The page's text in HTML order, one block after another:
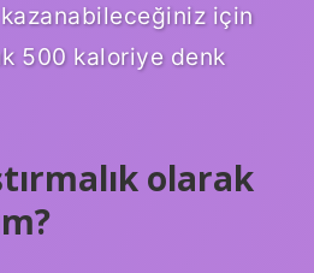
için
500 kaloriye denk
olarak